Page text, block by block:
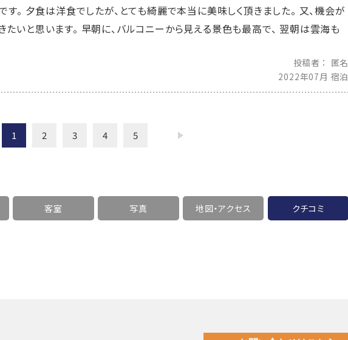
す。 夕食は洋食でしたが、とても綺麗で本当に美味しく頂きました。 又、機会が
いと思います。 早朝に、バルコニーから見える景色も最高で、 翌朝は雲海も
投稿者
匿名
2022年07月 宿泊
1 2 3 4 5
客室 写真 地図・アクセス クチコミ